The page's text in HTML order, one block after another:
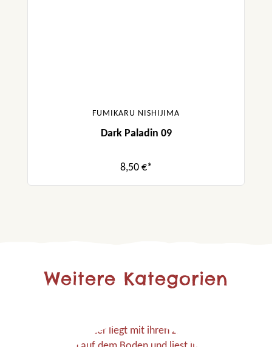
FUMIKARU NISHIJIMA
Dark Paladin 09
8,50 €*
Weitere Kategorien